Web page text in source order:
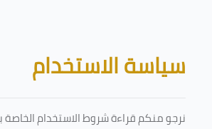
الكتل
سياسة الاستخدام
نرجو منكم قراءة شروط الاستخدام الخاصة